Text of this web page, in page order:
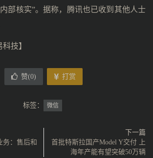
部核实”。据称，腾讯也已收到其他人士
技】
赞(0) 打赏
标签： 微信
务：售后和
下一篇
首批特斯拉国产Model Y交付 上
海年产能有望突破50万辆